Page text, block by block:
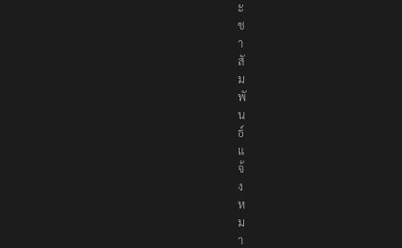
ป
ร
ะ
ช
า
สั
ม
พั
น
ธ์
แ
จ้
ง
ห